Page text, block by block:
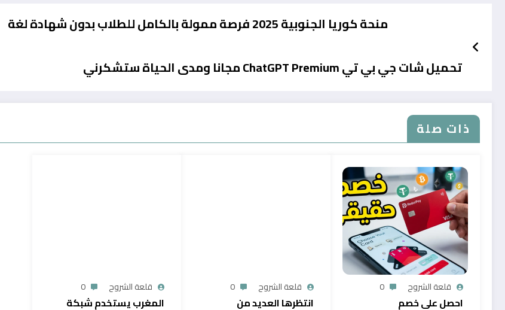
منحة كوريا الجنوبية 2025 فرصة ممولة بالكامل للطلاب بدون شهادة لغة
تحميل شات جي بي تي ChatGPT Premium مجانا ومدى الحياة ستشكرني
ذات صلة
قلعة الشروح 0
احصل على خصم
قلعة الشروح 0
انتظرها العديد من
قلعة الشروح 0
المغرب يستخدم شبكة